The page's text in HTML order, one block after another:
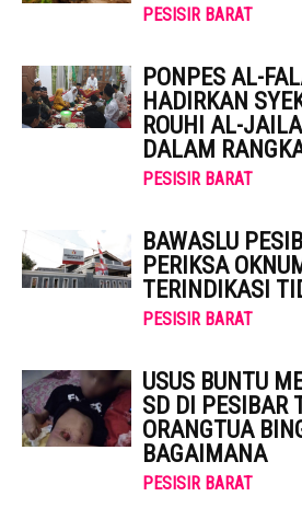
PESISIR BARAT
PONPES AL-
HADIRKAN
ROUHI AL-
DALAM
PESISIR BARAT
BAWASLU
PERIKSA
TERINDIKASI
PESISIR BARAT
USUS BUNTU
SD DI PESIBAR
ORANGTUA
BAGAIMANA
PESISIR BARAT